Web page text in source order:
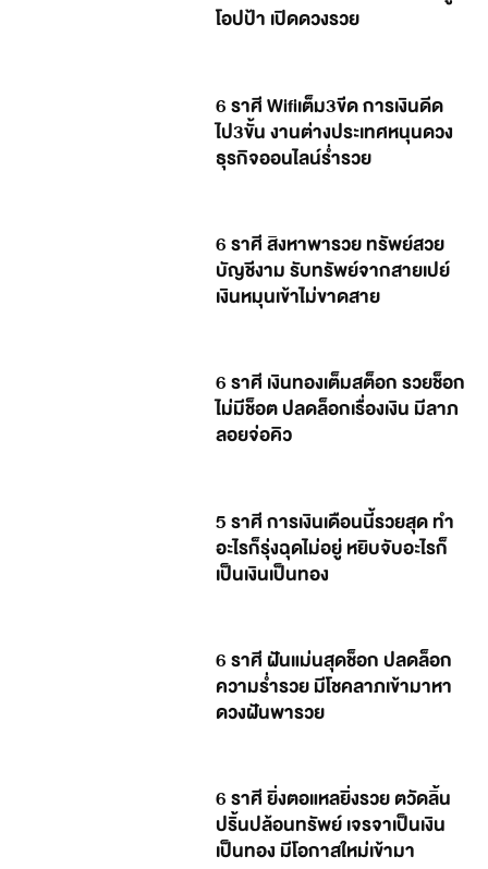
โอปป้า เปิดดวงรวย
6 ราศี Wifiเต็ม3ขีด การเงินดีด
ไป3ขั้น งานต่างประเทศหนุนดวง
ธุรกิจออนไลน์ร่ำรวย
6 ราศี สิงหาพารวย ทรัพย์สวย
บัญชีงาม รับทรัพย์จากสายเปย์
เงินหมุนเข้าไม่ขาดสาย
6 ราศี เงินทองเต็มสต็อก รวยช็อก
ไม่มีช็อต ปลดล็อกเรื่องเงิน มีลาภ
ลอยจ่อคิว
5 ราศี การเงินเดือนนี้รวยสุด ทำ
อะไรก็รุ่งฉุดไม่อยู่ หยิบจับอะไรก็
เป็นเงินเป็นทอง
6 ราศี ฝันแม่นสุดช็อก ปลดล็อก
ความร่ำรวย มีโชคลาภเข้ามาหา
ดวงฝันพารวย
6 ราศี ยิ่งตอแหลยิ่งรวย ตวัดลิ้น
ปริ้นปล้อนทรัพย์ เจรจาเป็นเงิน
เป็นทอง มีโอกาสใหม่เข้ามา